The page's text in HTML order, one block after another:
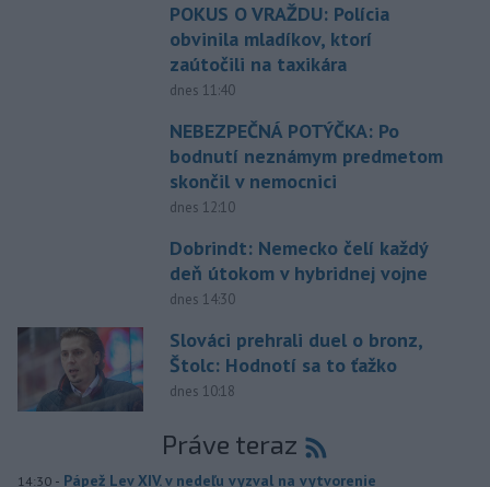
POKUS O VRAŽDU: Polícia
obvinila mladíkov, ktorí
zaútočili na taxikára
dnes 11:40
NEBEZPEČNÁ POTÝČKA: Po
bodnutí neznámym predmetom
skončil v nemocnici
dnes 12:10
Dobrindt: Nemecko čelí každý
deň útokom v hybridnej vojne
dnes 14:30
Slováci prehrali duel o bronz,
Štolc: Hodnotí sa to ťažko
dnes 10:18
Práve teraz
14:30 - Pápež Lev XIV. v nedeľu vyzval na vytvorenie